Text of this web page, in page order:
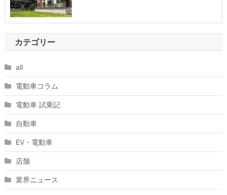
カテゴリー
all
電動車コラム
電動車 試乗記
自動車
EV・電動車
店舗
業界ニュース